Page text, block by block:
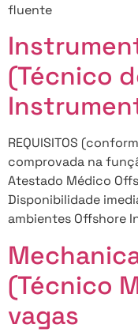
fluente
(Técnico
REQUISITOS
comprovada na
Atestado Médico
Disponibilidade
ambientes Offshore
(Técnico
vagas